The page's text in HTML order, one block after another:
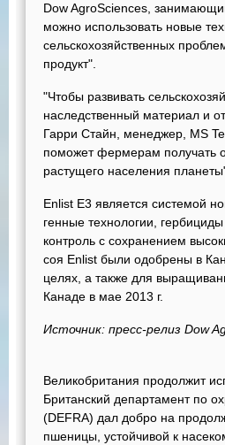
Dow AgroSciences,
можно использовать новые
сельскохозяйственных
продукт".
"Чтобы развивать
наследственный материал и
Гарри Стайн, менеджер, MS
поможет фермерам получать
растущего населения
Enlist E3 является системой
генные технологии,
контроль с сохранением
соя Enlist были одобрены в
целях, а также для
Канаде в мае 2013 г.
Источник: пресс-релиз Dow
Великобритания продолжит
Британский департамент по
(DEFRA) дал добро на
пшеницы, устойчивой к